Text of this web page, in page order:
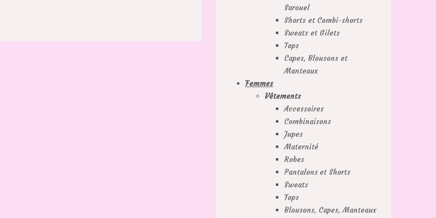
Sarouel
Shorts et Combi-shorts
Sweats et Gilets
Tops
Capes, Blousons et
Manteaux
Femmes
Vêtements
Accessoires
Combinaisons
Jupes
Maternité
Robes
Pantalons et Shorts
Sweats
Tops
Blousons, Capes, Manteaux